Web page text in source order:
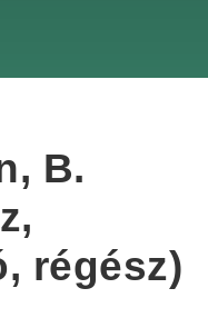
B.
régész)